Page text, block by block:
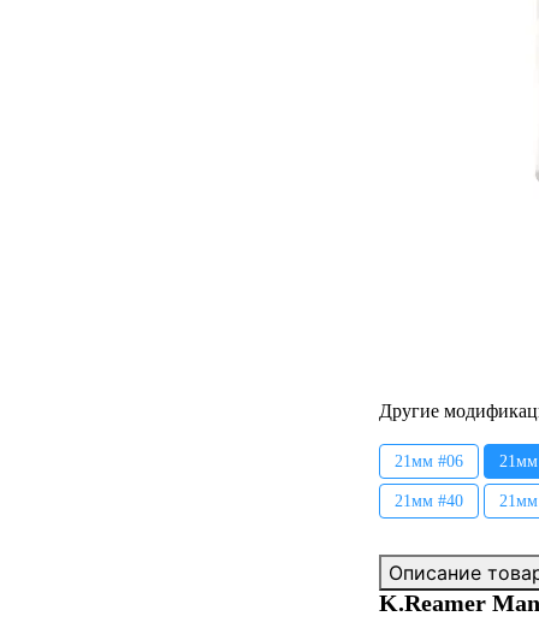
Другие
21мм #06
21мм #40 21мм
Описание
K.Reamer